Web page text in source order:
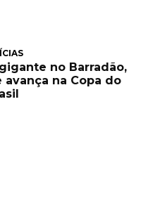
no Barradão,
na Copa do